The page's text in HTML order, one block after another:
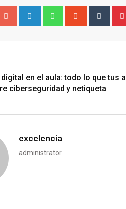
Google+ LinkedIn WhatsappStumbleUpon
Tumblr
en el aula: todo lo que tus
ciberseguridad y netiqueta
excelencia
administrator